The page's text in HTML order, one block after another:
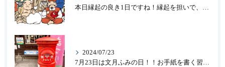
本日縁起の良き1日ですね！縁起を担いで、新しいことをはじめる♪大人の趣味に書道なら「青霄書法会」
2024/07/23
7月23日は文月ふみの日！！お手紙を書く習慣を…★書道のお稽古なら大阪の書道教室「青霄書法会」